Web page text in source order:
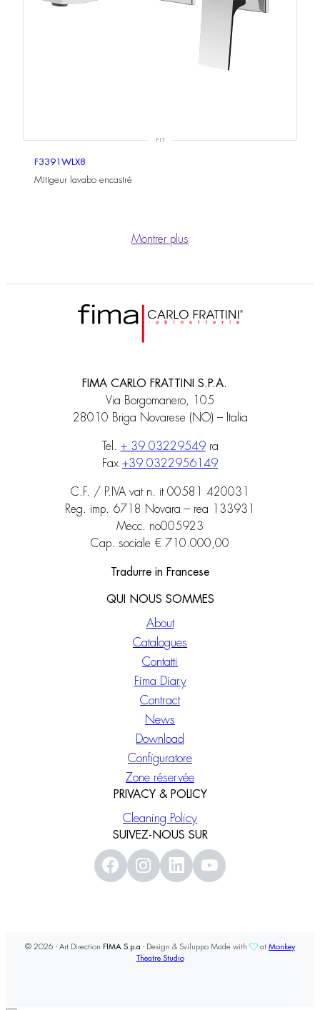
FIT
F3391WLX8
Mitigeur lavabo encastré
Montrer plus
FIMA CARLO FRATTINI S.P.A.
Via Borgomanero, 105
28010 Briga Novarese (NO) – Italia
Tel. + 39 03229549ra
Fax +39 0322956149
C.F. / P.IVA vat n. it 00581 420031
Reg. imp. 6718 Novara – rea 133931
Mecc. no005923
Cap. sociale € 710.000,00
Tradurre in Francese
QUI NOUS SOMMES
About
Catalogues
Contatti
Fima Diary
Contract
News
Download
Configuratore
Zone réservée
PRIVACY & POLICY
Cleaning Policy
SUIVEZ-NOUS SUR
© 2026 - Art Direction FIMA S.p.a - Design & Sviluppo Made with at Monkey
Theatre Studio